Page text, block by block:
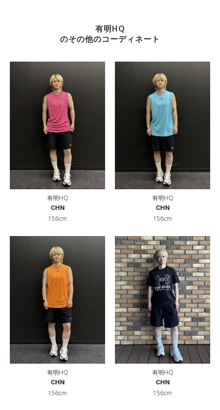
有明HQ
のその他のコーディネート
有明HQ
CHN
156cm
有明HQ
CHN
156cm
有明HQ
CHN
156cm
有明HQ
CHN
156cm